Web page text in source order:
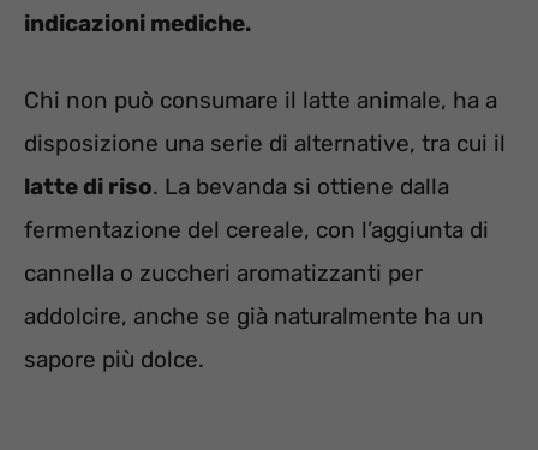
indicazioni mediche.
Chi non può consumare il latte animale, ha a
disposizione una serie di alternative, tra cui il
latte di riso. La bevanda si ottiene dalla
fermentazione del cereale, con l’aggiunta di
cannella o zuccheri aromatizzanti per
addolcire, anche se già naturalmente ha un
sapore più dolce.